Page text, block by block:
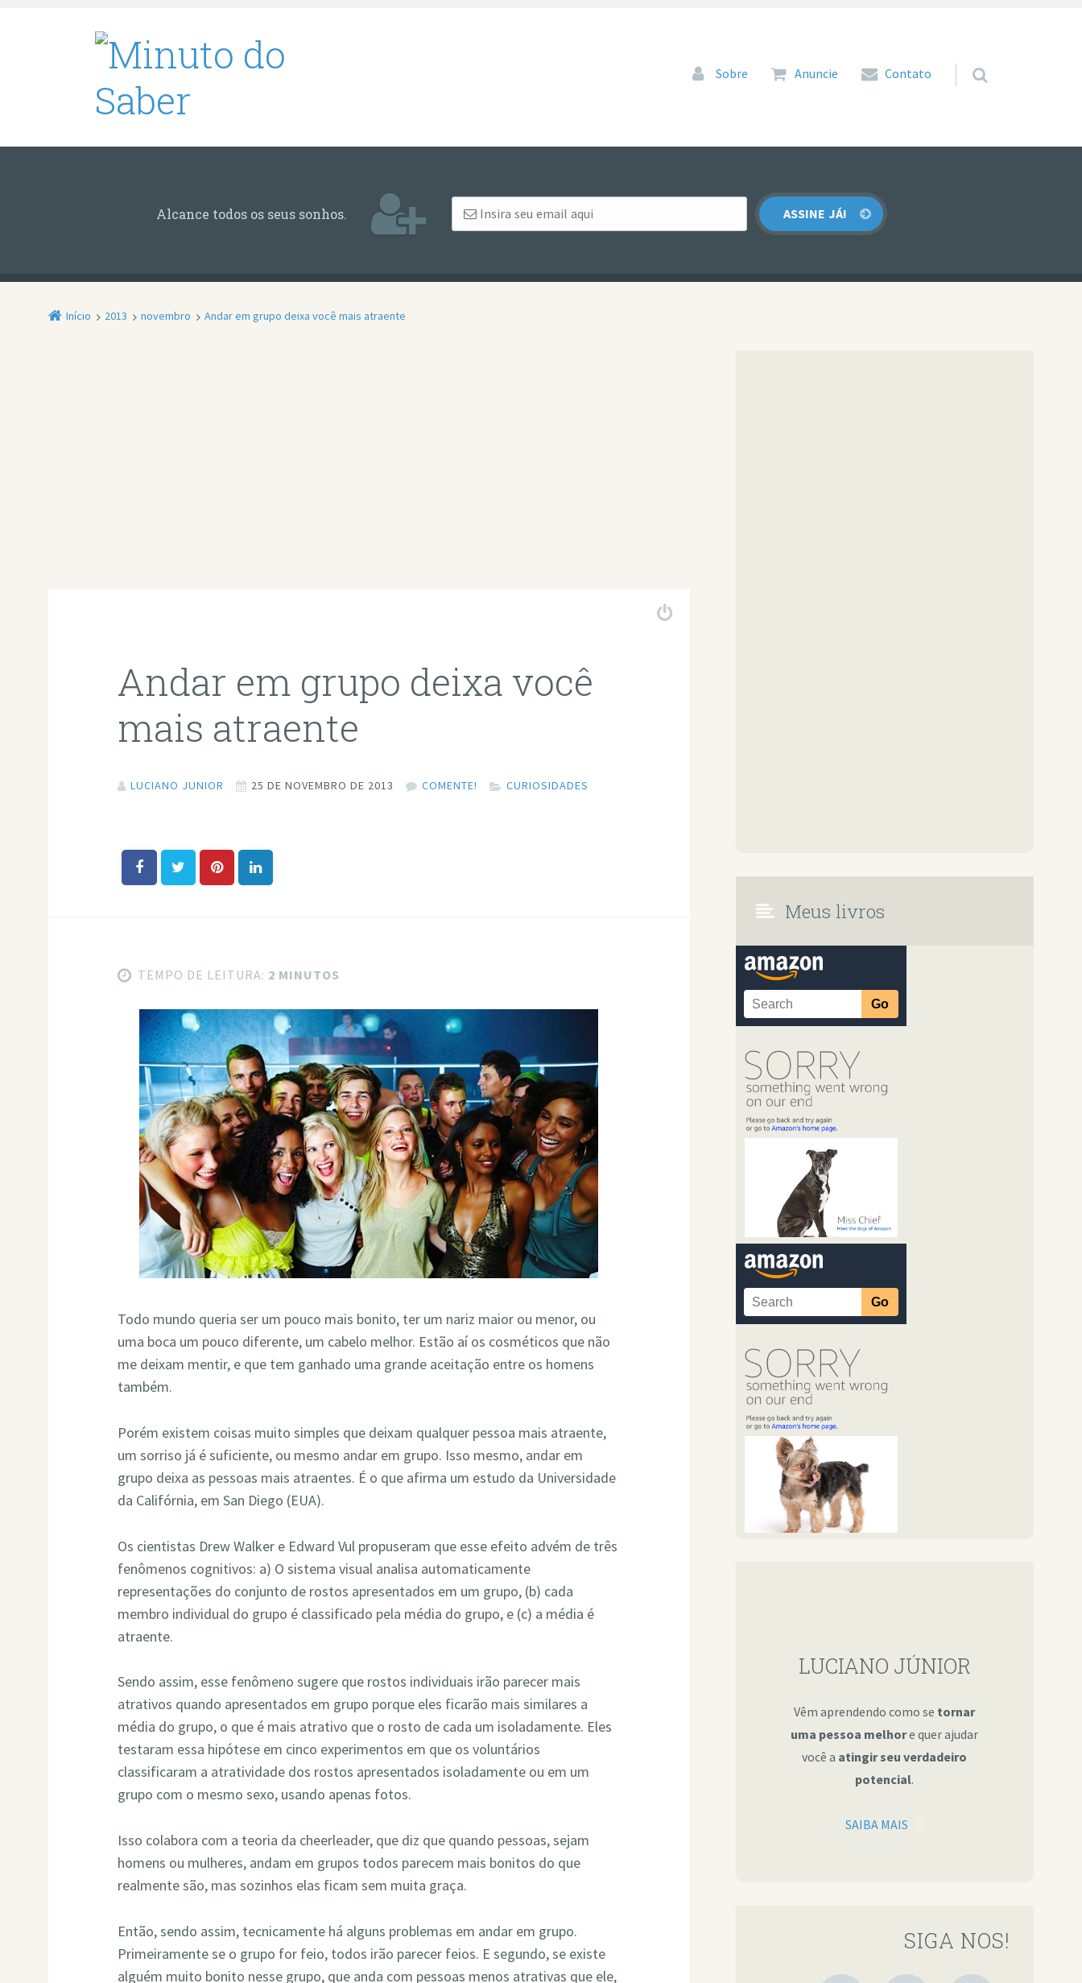
Pular para o conteúdo
Sobre Anuncie Contato
Alcance todos os seus sonhos.
Início 2013 novembro Andar em grupo deixa você mais atraente
Andar em grupo deixa você
mais atraente
LUCIANO JUNIOR 25 DE NOVEMBRO DE 2013 COMENTE! CURIOSIDADES
TEMPO DE LEITURA: 2 MINUTOS
Todo mundo queria ser um pouco mais bonito, ter um nariz maior ou menor, ou
uma boca um pouco diferente, um cabelo melhor. Estão aí os cosméticos que não
me deixam mentir, e que tem ganhado uma grande aceitação entre os homens
também.
Porém existem coisas muito simples que deixam qualquer pessoa mais atraente,
um sorriso já é suficiente, ou mesmo andar em grupo. Isso mesmo, andar em
grupo deixa as pessoas mais atraentes. É o que afirma um estudo da Universidade
da Califórnia, em San Diego (EUA).
Os cientistas Drew Walker e Edward Vul propuseram que esse efeito advém de três
fenômenos cognitivos: a) O sistema visual analisa automaticamente
representações do conjunto de rostos apresentados em um grupo, (b) cada
membro individual do grupo é classificado pela média do grupo, e (c) a média é
atraente.
Sendo assim, esse fenômeno sugere que rostos individuais irão parecer mais
atrativos quando apresentados em grupo porque eles ficarão mais similares a
média do grupo, o que é mais atrativo que o rosto de cada um isoladamente. Eles
testaram essa hipótese em cinco experimentos em que os voluntários
classificaram a atratividade dos rostos apresentados isoladamente ou em um
grupo com o mesmo sexo, usando apenas fotos.
Isso colabora com a teoria da cheerleader, que diz que quando pessoas, sejam
homens ou mulheres, andam em grupos todos parecem mais bonitos do que
realmente são, mas sozinhos elas ficam sem muita graça.
Então, sendo assim, tecnicamente há alguns problemas em andar em grupo.
Primeiramente se o grupo for feio, todos irão parecer feios. E segundo, se existe
alguém muito bonito nesse grupo, que anda com pessoas menos atrativas que ele,
Meus livros
LUCIANO JÚNIOR
Vêm aprendendo como se tornar
uma pessoa melhore quer ajudar
você a atingir seu verdadeiro
potencial.
SAIBA MAIS
SIGA NOS!